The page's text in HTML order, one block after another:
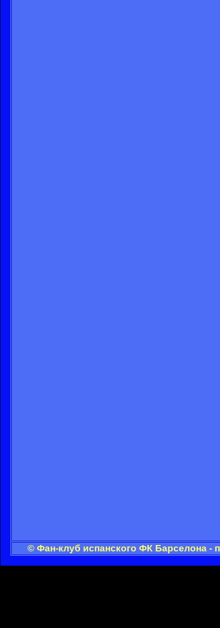
© Фан-клуб испанского ФК Барселона -